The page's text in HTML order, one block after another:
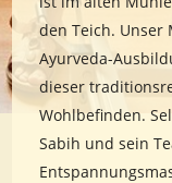
den Teich. Unser
Ayurveda-
dieser
Wohlbefinden.
Sabih und sein